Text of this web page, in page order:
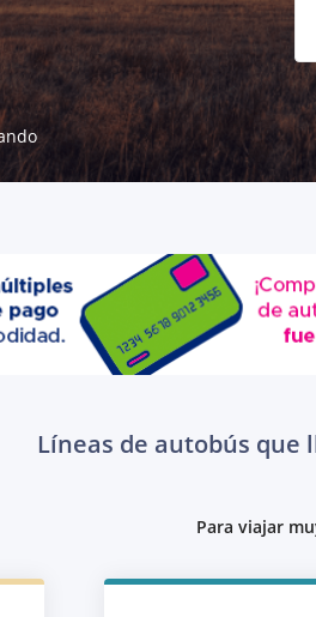
Líneas de autobús que
Para viajar